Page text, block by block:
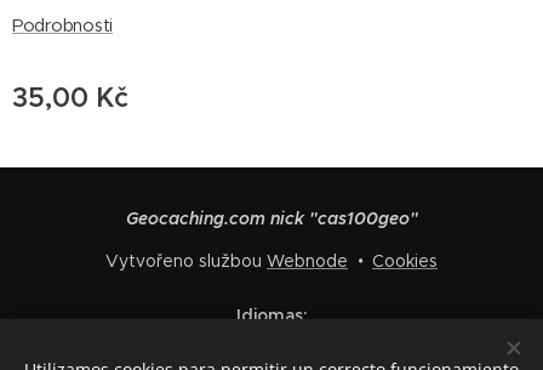
Podrobnosti
35,00 Kč
Geocaching.com nick "cas100geo"
Vytvořeno službou Webnode Cookies
Idiomas